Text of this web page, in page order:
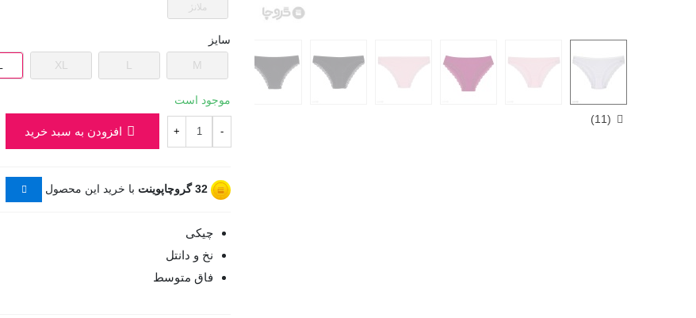
(
11
)
ملانژ
سایز
M
L
XL
موجود است
-
+ افزودن به سبد خرید
32گروچاپوینت با خرید این محصول
چیکی
نخ و دانتل
فاق متوسط